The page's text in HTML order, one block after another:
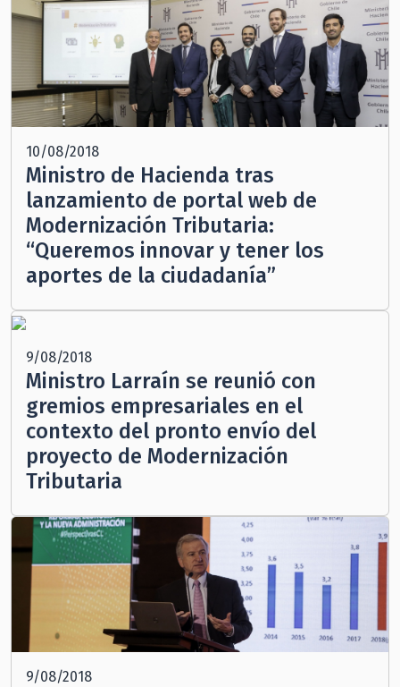
10/08/2018
Ministro de Hacienda tras
lanzamiento de portal web de
Modernización Tributaria:
“Queremos innovar y tener los
aportes de la ciudadanía”
9/08/2018
Ministro Larraín se reunió con
gremios empresariales en el
contexto del pronto envío del
proyecto de Modernización
Tributaria
9/08/2018